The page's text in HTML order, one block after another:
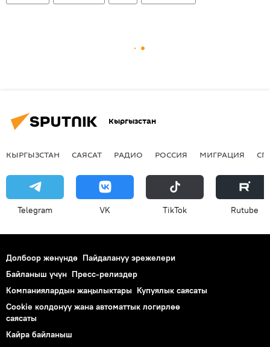
Кыргызстан
КЫРГЫЗСТАН САЯСАТ РАДИО РОССИЯ МИГРАЦИЯ
Telegram VK ТikТоk Rutube
Долбоор жөнүндө Пайдалануу эрежелери
Байланыш үчүн Пресс-релиздер
Компаниялардын жаңылыктары Купуялык саясаты
Cookie колдонуу жана автоматтык логирлөө
саясаты
Кайра байланыш